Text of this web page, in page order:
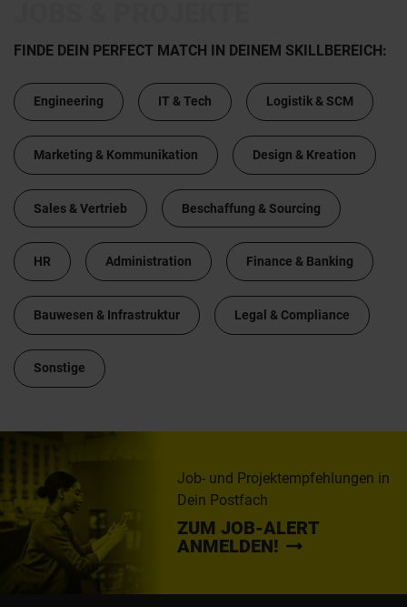
FINDE DEIN PERFECT MATCH IN DEINEM SKILLBEREICH:
Engineering IT & Tech Logistik & SCM
Marketing & Kommunikation Design & Kreation
Sales & Vertrieb Beschaffung & Sourcing
HR Administration Finance & Banking
Bauwesen & Infrastruktur Legal & Compliance
Sonstige
Job- und Projektempfehlungen in
Dein Postfach
ZUM JOB-ALERT
ANMELDEN!